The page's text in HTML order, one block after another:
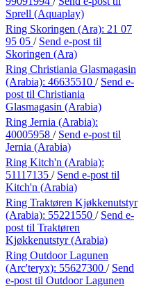
Sprell (Aquaplay)
Ring Skoringen (Ara): 21 07
95 05 / Send e-post til
Skoringen (Ara)
Ring Christiania Glasmagasin
(Arabia): 46635510 / Send e-
post til Christiania
Glasmagasin (Arabia)
Ring Jernia (Arabia):
40005958 / Send e-post til
Jernia (Arabia)
Ring Kitch'n (Arabia):
51117135 / Send e-post til
Kitch'n (Arabia)
Ring Traktøren Kjøkkenutstyr
(Arabia): 55221550 / Send e-
post til Traktøren
Kjøkkenutstyr (Arabia)
Ring Outdoor Lagunen
(Arc'teryx): 55627300 / Send
e-post til Outdoor Lagunen